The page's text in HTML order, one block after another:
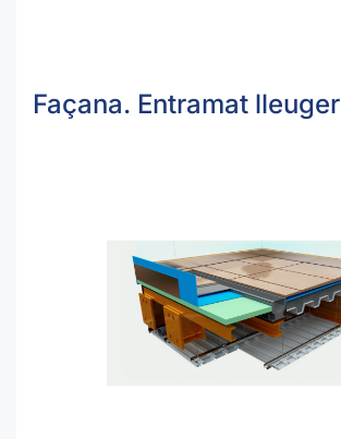
Façana. Entramat lleuger